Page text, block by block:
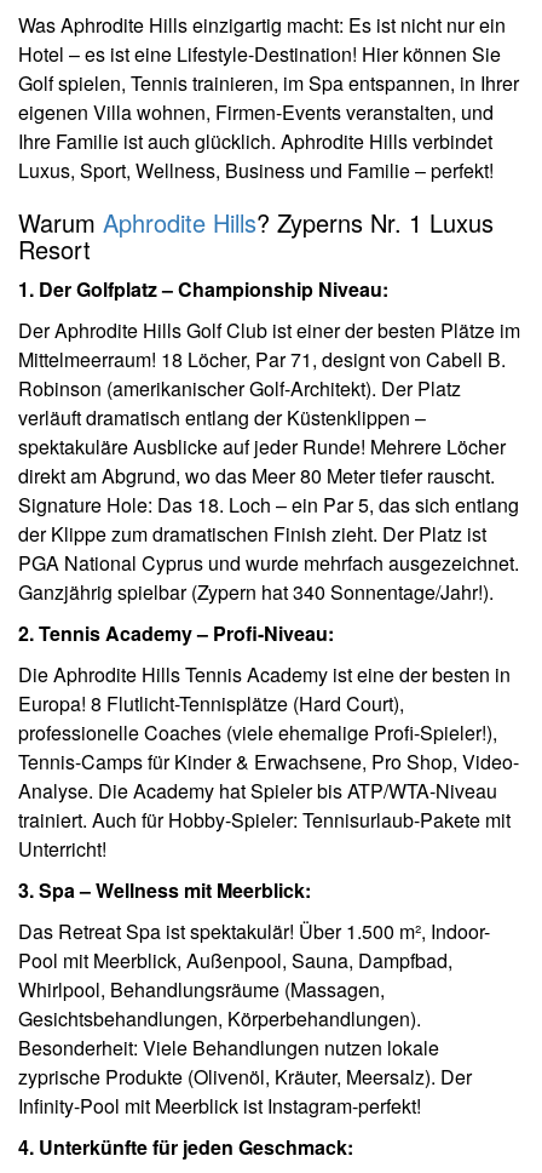
Was Aphrodite Hills einzigartig macht: Es ist nicht nur ein
Hotel – es ist eine Lifestyle-Destination! Hier können Sie
Golf spielen, Tennis trainieren, im Spa entspannen, in Ihrer
eigenen Villa wohnen, Firmen-Events veranstalten, und
Ihre Familie ist auch glücklich. Aphrodite Hills verbindet
Luxus, Sport, Wellness, Business und Familie – perfekt!
Warum Aphrodite Hills? Zyperns Nr. 1 Luxus
Resort
1. Der Golfplatz – Championship Niveau:
Der Aphrodite Hills Golf Club ist einer der besten Plätze im
Mittelmeerraum! 18 Löcher, Par 71, designt von Cabell B.
Robinson (amerikanischer Golf-Architekt). Der Platz
verläuft dramatisch entlang der Küstenklippen –
spektakuläre Ausblicke auf jeder Runde! Mehrere Löcher
direkt am Abgrund, wo das Meer 80 Meter tiefer rauscht.
Signature Hole: Das 18. Loch – ein Par 5, das sich entlang
der Klippe zum dramatischen Finish zieht. Der Platz ist
PGA National Cyprus und wurde mehrfach ausgezeichnet.
Ganzjährig spielbar (Zypern hat 340 Sonnentage/Jahr!).
2. Tennis Academy – Profi-Niveau:
Die Aphrodite Hills Tennis Academy ist eine der besten in
Europa! 8 Flutlicht-Tennisplätze (Hard Court),
professionelle Coaches (viele ehemalige Profi-Spieler!),
Tennis-Camps für Kinder & Erwachsene, Pro Shop, Video-
Analyse. Die Academy hat Spieler bis ATP/WTA-Niveau
trainiert. Auch für Hobby-Spieler: Tennisurlaub-Pakete mit
Unterricht!
3. Spa – Wellness mit Meerblick:
Das Retreat Spa ist spektakulär! Über 1.500 m², Indoor-
Pool mit Meerblick, Außenpool, Sauna, Dampfbad,
Whirlpool, Behandlungsräume (Massagen,
Gesichtsbehandlungen, Körperbehandlungen).
Besonderheit: Viele Behandlungen nutzen lokale
zyprische Produkte (Olivenöl, Kräuter, Meersalz). Der
Infinity-Pool mit Meerblick ist Instagram-perfekt!
4. Unterkünfte für jeden Geschmack: